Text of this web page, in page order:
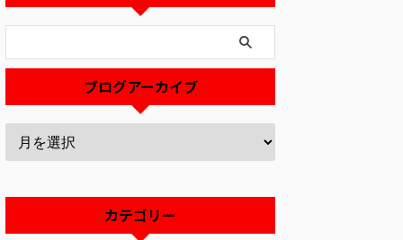
ブログアーカイブ
カテゴリー